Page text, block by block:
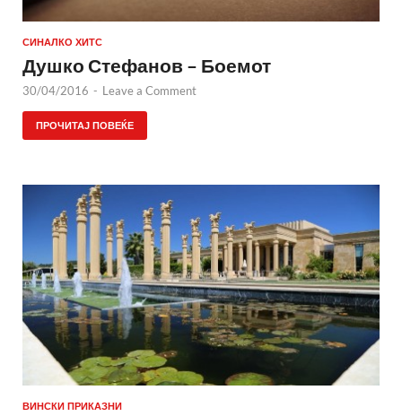
СИНАЛКО ХИТС
Душко Стефанов – Боемот
30/04/2016 - Leave a Comment
ПРОЧИТАЈ ПОВЕЌЕ
ВИНСКИ ПРИКАЗНИ